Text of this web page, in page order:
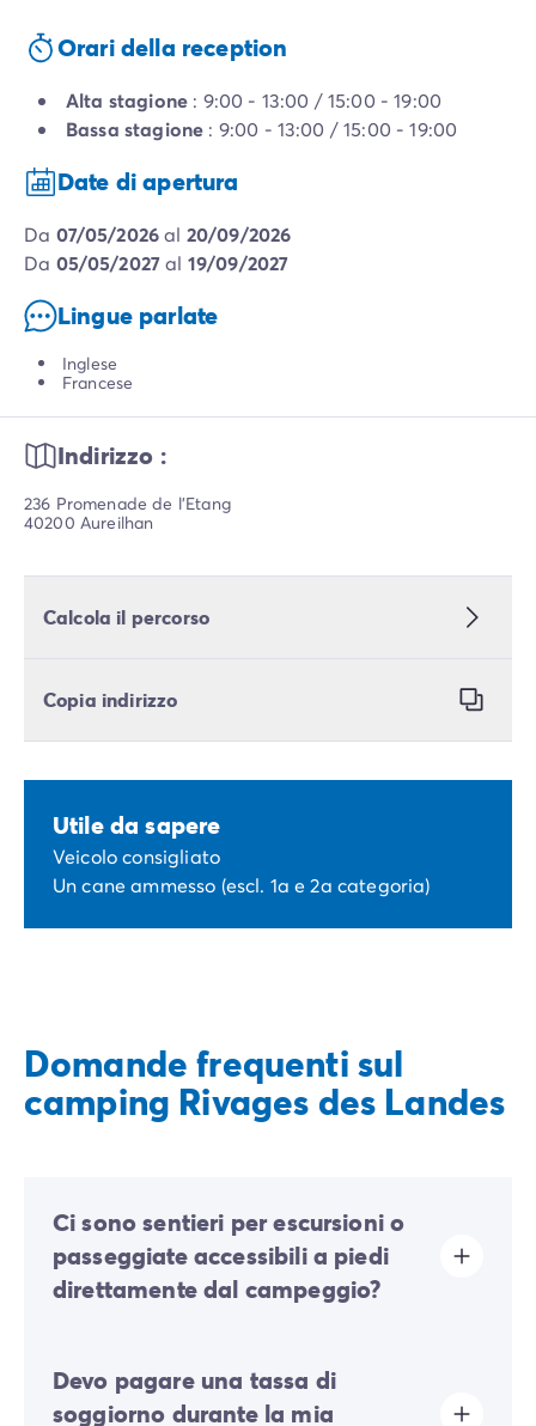
Orari della reception
Alta stagione : 9:00 - 13:00 / 15:00 - 19:00
Bassa stagione : 9:00 - 13:00 / 15:00 - 19:00
Date di apertura
da 07/05/2026al 20/09/2026
da 05/05/2027al 19/09/2027
Lingue parlate
Inglese
Francese
Indirizzo :
236 Promenade de l'Etang
40200 Aureilhan
Calcola il percorso
Copia indirizzo
Utile da sapere
Veicolo consigliato
Un cane ammesso (escl. 1a e 2a categoria)
Domande frequenti sul
camping Rivages des Landes
Ci sono sentieri per escursioni o
passeggiate accessibili a piedi
direttamente dal campeggio?
accessibili direttamente a piedi dall'uscita del
campeggio. È l'ideale per scoprire la natura circostante
Devo pagare una tassa di
soggiorno durante la mia